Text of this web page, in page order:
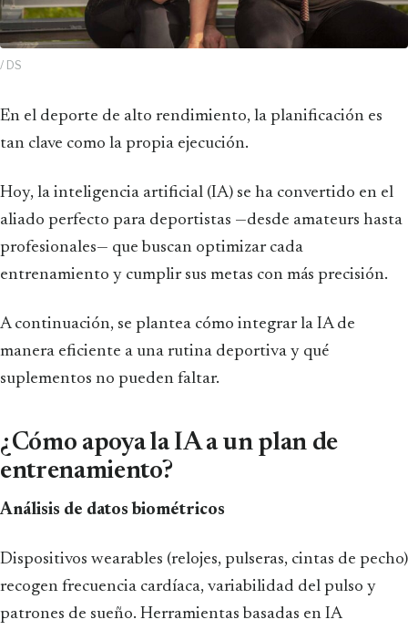
/ DS
En el deporte de alto rendimiento, la planificación es
tan clave como la propia ejecución.
Hoy, la inteligencia artificial (IA) se ha convertido en el
aliado perfecto para deportistas —desde amateurs hasta
profesionales— que buscan optimizar cada
entrenamiento y cumplir sus metas con más precisión.
A continuación, se plantea cómo integrar la IA de
manera eficiente a una rutina deportiva y qué
suplementos no pueden faltar.
¿Cómo apoya la IA a un plan de
entrenamiento?
Análisis de datos biométricos
Dispositivos wearables (relojes, pulseras, cintas de pecho)
recogen frecuencia cardíaca, variabilidad del pulso y
patrones de sueño. Herramientas basadas en IA